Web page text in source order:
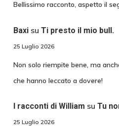
Bellissimo racconto, aspetto il
Baxisu Ti presto il mio bull.
25 Luglio 2026
Non solo riempite bene, ma
che hanno leccato a dovere!
I racconti di William su Tu
25 Luglio 2026